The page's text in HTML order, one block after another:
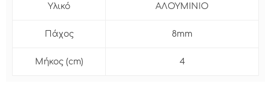
Υλικό ΑΛΟΥΜΙΝΙΟ
Πάχος 8mm
Μήκος (cm) 4